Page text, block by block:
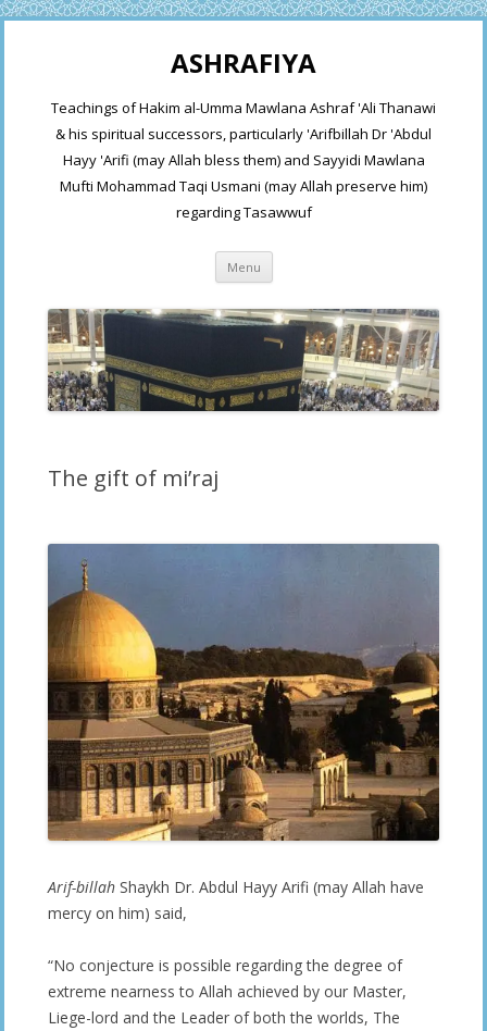
ASHRAFIYA
Teachings of Hakim al-Umma Mawlana Ashraf 'Ali Thanawi
& his spiritual successors, particularly 'Arifbillah Dr 'Abdul
Hayy 'Arifi (may Allah bless them) and Sayyidi Mawlana
Mufti Mohammad Taqi Usmani (may Allah preserve him)
regarding Tasawwuf
Menu Skip
content
The gift of mi’raj
Arif-billah Shaykh Dr. Abdul Hayy Arifi (may Allah have
mercy on him) said,
“No conjecture is possible regarding the degree of
extreme nearness to Allah achieved by our Master,
Liege-lord and the Leader of both the worlds, The